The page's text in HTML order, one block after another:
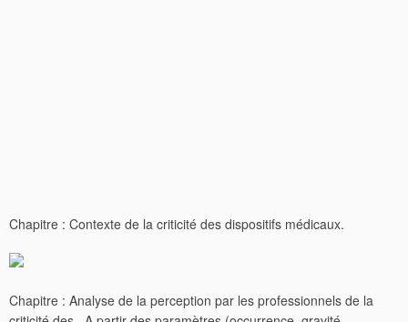
Chapitre : Contexte de la criticité des dispositifs médicaux.
Chapitre : Analyse de la perception par les professionnels de la